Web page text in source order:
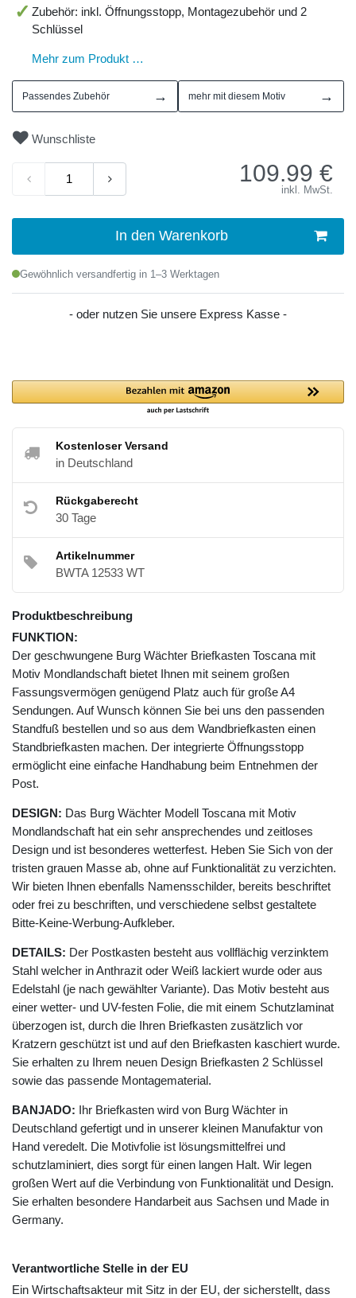
Zubehör: inkl. Öffnungsstopp, Montagezubehör und 2
Schlüssel
Mehr zum Produkt …
Passendes Zubehör → mehr mit diesem Motiv →
Wunschliste
109.99 €
inkl. MwSt.
In den Warenkorb
Gewöhnlich versandfertig in 1–3 Werktagen
- oder nutzen Sie unsere Express Kasse -
Kostenloser Versand
in Deutschland
Rückgaberecht
30 Tage
Artikelnummer
BWTA 12533 WT
Produktbeschreibung
FUNKTION:
Der geschwungene Burg Wächter Briefkasten Toscana mit
Motiv Mondlandschaft bietet Ihnen mit seinem großen
Fassungsvermögen genügend Platz auch für große A4
Sendungen. Auf Wunsch können Sie bei uns den passenden
Standfuß bestellen und so aus dem Wandbriefkasten einen
Standbriefkasten machen. Der integrierte Öffnungsstopp
ermöglicht eine einfache Handhabung beim Entnehmen der
Post.
DESIGN: Das Burg Wächter Modell Toscana mit Motiv
Mondlandschaft hat ein sehr ansprechendes und zeitloses
Design und ist besonderes wetterfest. Heben Sie Sich von der
tristen grauen Masse ab, ohne auf Funktionalität zu verzichten.
Wir bieten Ihnen ebenfalls Namensschilder, bereits beschriftet
oder frei zu beschriften, und verschiedene selbst gestaltete
Bitte-Keine-Werbung-Aufkleber.
DETAILS: Der Postkasten besteht aus vollflächig verzinktem
Stahl welcher in Anthrazit oder Weiß lackiert wurde oder aus
Edelstahl (je nach gewählter Variante). Das Motiv besteht aus
einer wetter- und UV-festen Folie, die mit einem Schutzlaminat
überzogen ist, durch die Ihren Briefkasten zusätzlich vor
Kratzern geschützt ist und auf den Briefkasten kaschiert wurde.
Sie erhalten zu Ihrem neuen Design Briefkasten 2 Schlüssel
sowie das passende Montagematerial.
BANJADO: Ihr Briefkasten wird von Burg Wächter in
Deutschland gefertigt und in unserer kleinen Manufaktur von
Hand veredelt. Die Motivfolie ist lösungsmittelfrei und
schutzlaminiert, dies sorgt für einen langen Halt. Wir legen
großen Wert auf die Verbindung von Funktionalität und Design.
Sie erhalten besondere Handarbeit aus Sachsen und Made in
Germany.
Verantwortliche Stelle in der EU
Ein Wirtschaftsakteur mit Sitz in der EU, der sicherstellt, dass